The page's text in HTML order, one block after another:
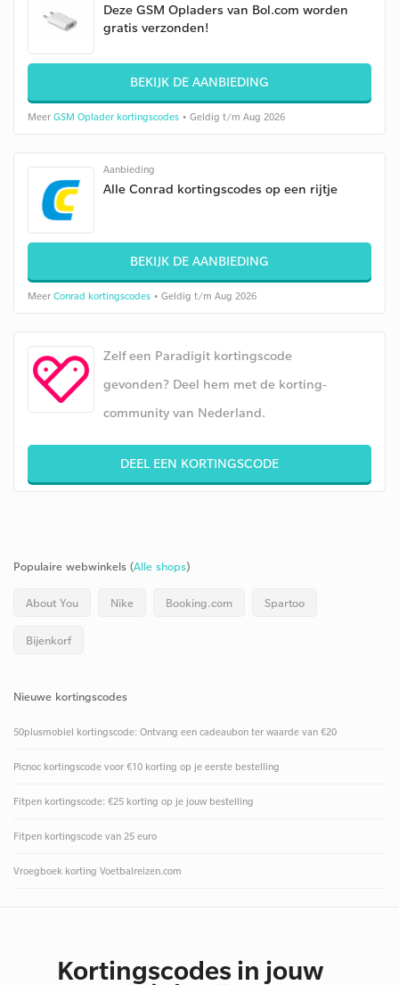
Deze GSM Opladers van Bol.com worden
gratis verzonden!
BEKIJK DE AANBIEDING
Meer GSM Oplader kortingscodes • Geldig t/m Aug 2026
Aanbieding
Alle Conrad kortingscodes op een rijtje
BEKIJK DE AANBIEDING
Meer Conrad kortingscodes • Geldig t/m Aug 2026
Zelf een Paradigit kortingscode
gevonden? Deel hem met de korting-
community van Nederland.
DEEL EEN KORTINGSCODE
Populaire webwinkels (Alle shops)
About You Nike Booking.com Spartoo
Bijenkorf
Nieuwe kortingscodes
50plusmobiel kortingscode: Ontvang een cadeaubon ter waarde van €20
Picnoc kortingscode voor €10 korting op je eerste bestelling
Fitpen kortingscode: €25 korting op je jouw bestelling
Fitpen kortingscode van 25 euro
Vroegboek korting Voetbalreizen.com
Kortingscodes in jouw